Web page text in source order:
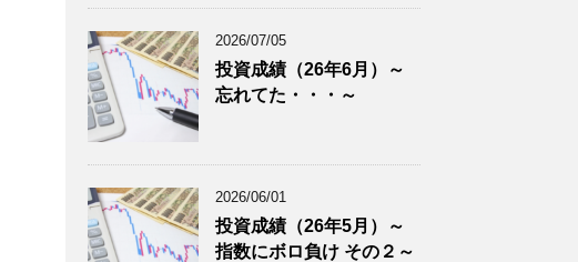
2026/07/05
投資成績（26年6月）～
忘れてた・・・～
2026/06/01
投資成績（26年5月）～
指数にボロ負け その２～